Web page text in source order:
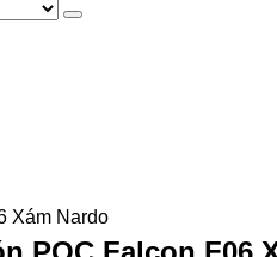
Xám Nardo